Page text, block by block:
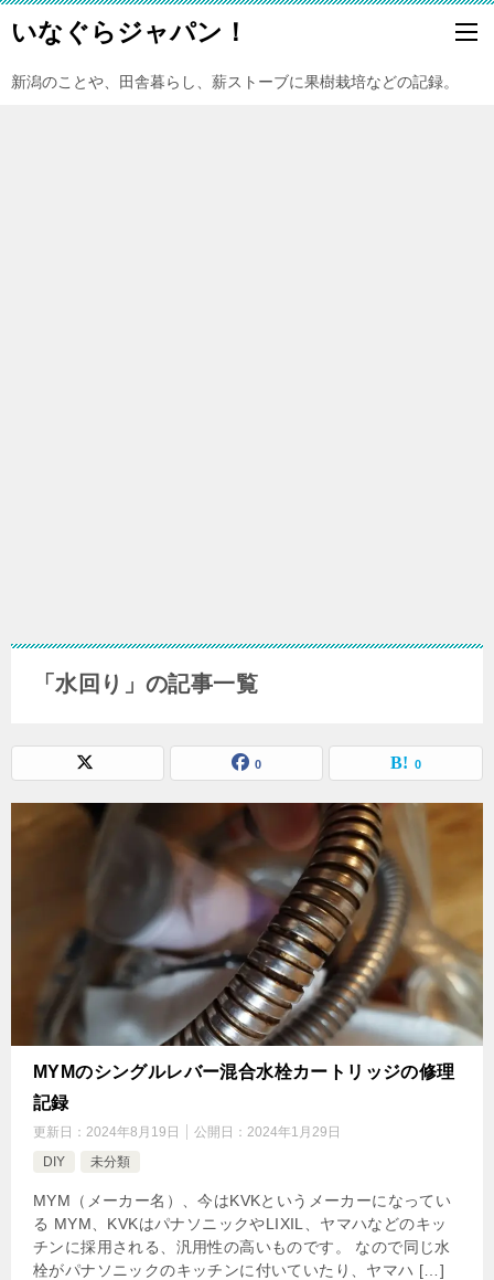
いなぐらジャパン！
新潟のことや、田舎暮らし、薪ストーブに果樹栽培などの記録。
「水回り」の記事一覧
0 0
MYMのシングルレバー混合水栓カートリッジの修理
記録
更新日： 2024年8月19日 公開日： 2024年1月29日
DIY
未分類
MYM（メーカー名）、今はKVKというメーカーになってい
る MYM、KVKはパナソニックやLIXIL、ヤマハなどのキッ
チンに採用される、汎用性の高いものです。 なので同じ水
栓がパナソニックのキッチンに付いていたり、ヤマハ […]